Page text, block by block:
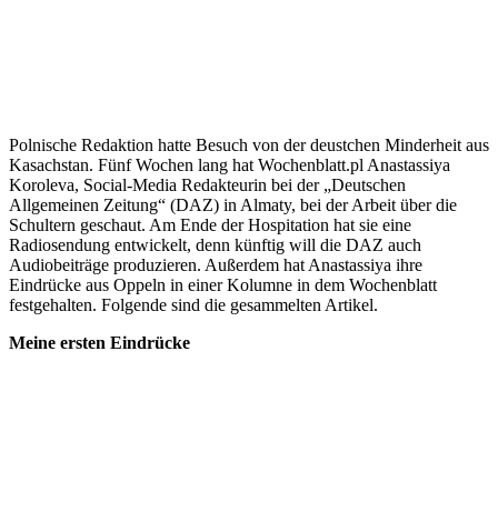
Polnische Redaktion hatte Besuch von der deustchen Minderheit aus
Kasachstan. Fünf Wochen lang hat Wochenblatt.pl Anastassiya
Koroleva, Social-Media Redakteurin bei der „Deutschen
Allgemeinen Zeitung“ (DAZ) in Almaty, bei der Arbeit über die
Schultern geschaut. Am Ende der Hospitation hat sie eine
Radiosendung entwickelt, denn künftig will die DAZ auch
Audiobeiträge produzieren. Außerdem hat Anastassiya ihre
Eindrücke aus Oppeln in einer Kolumne in dem Wochenblatt
festgehalten. Folgende sind die gesammelten Artikel.
Meine ersten Eindrücke